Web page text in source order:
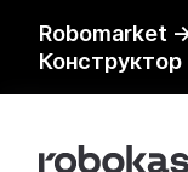
Robomarket
Конструктор